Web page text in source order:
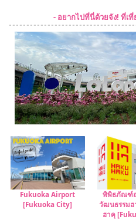
- อยากไปที่นี่ด้วยจัง! ที่เที่
Fukuoka Airport
[Fukuoka City]
พิพิธภัณฑ์
วัฒนธรรมฮ
ฮาคุ